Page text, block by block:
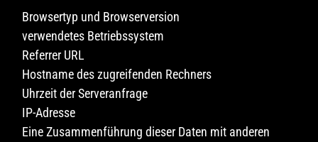
Browsertyp und Browserversion
verwendetes Betriebssystem
Referrer URL
Hostname des zugreifenden Rechners
Uhrzeit der Serveranfrage
IP-Adresse
Eine Zusammenführung dieser Daten mit anderen